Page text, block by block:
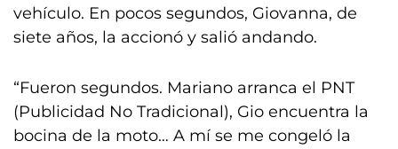
vehículo. En pocos segundos, Giovanna, de
siete años, la accionó y salió andando.
“Fueron segundos. Mariano arranca el PNT
(Publicidad No Tradicional), Gio encuentra la
bocina de la moto… A mí se me congeló la